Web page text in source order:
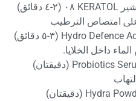
اﻣﺘﺼﺎص اﻟﺘﺮﻃﻴﺐ
داﺧﻞ اﻟﺨﻼﻳﺎ.